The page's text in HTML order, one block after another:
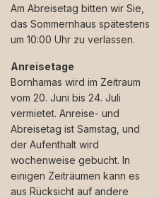
Am Abreisetag bitten wir Sie,
das Sommernhaus spätestens
um 10:00 Uhr zu verlassen.
Anreisetage
Bornhamas wird im Zeitraum
vom 20. Juni bis 24. Juli
vermietet. Anreise- und
Abreisetag ist Samstag, und
der Aufenthalt wird
wochenweise gebucht. In
einigen Zeiträumen kann es
aus Rücksicht auf andere